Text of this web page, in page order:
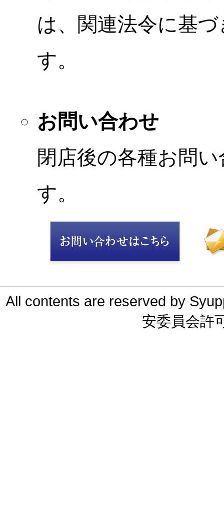
は、関連法令に基
す。
お問い合わせ
閉店後の各種お問
す。
All contents are reserved by
安委員会許